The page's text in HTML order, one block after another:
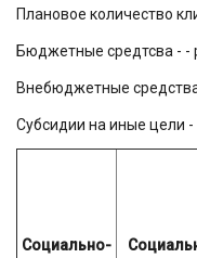
Плановое количество
Бюджетные средтсва - -
Внебюджетные средства
Субсидии на иные цели -
Социально-